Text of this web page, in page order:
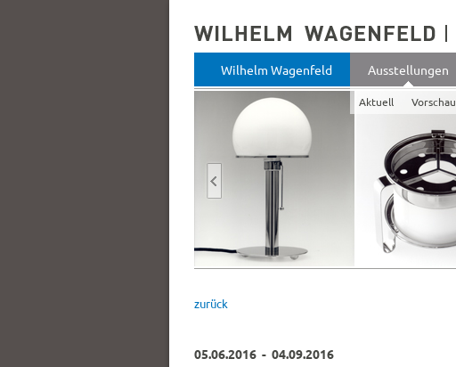
Wilhelm Wagenfeld Ausstellungen
Aktuell Vorschau
zurück
05.06.2016 - 04.09.2016